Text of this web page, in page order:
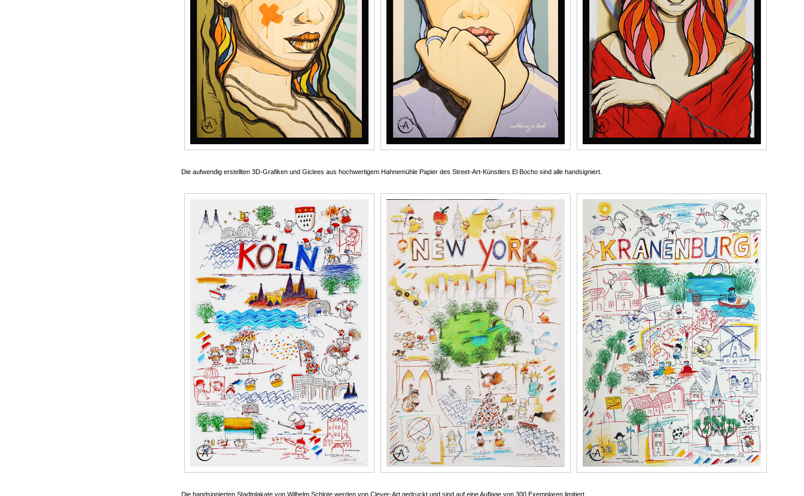
Die aufwendig erstellten 3D-Grafiken und Giclees aus hochwertigem Hahnemühle Papier des Street-Art-Künstlers El Bocho sind alle handsigniert.
Die handsignierten Stadtplakate von Wilhelm Schlote werden von Clever-Art gedruckt und sind auf eine Auflage von 300 Exemplaren limitiert.